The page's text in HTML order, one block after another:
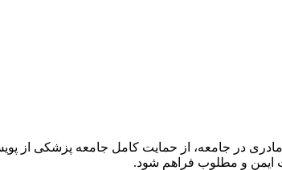
مادری در جامعه، از حمایت کامل جامعه پزشکی
ایمن و مطلوب فراهم شود.